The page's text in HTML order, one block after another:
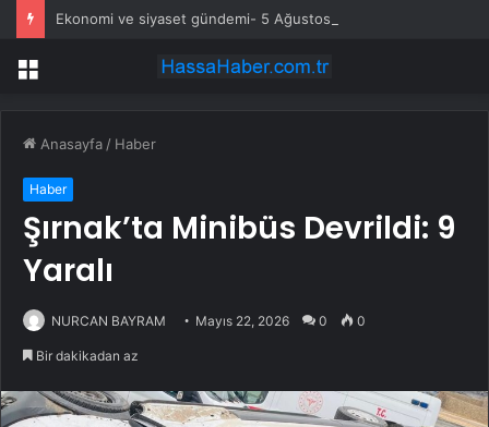
Ekonomi ve siyaset gündemi- 5 Ağustos 2026
Menü
Anasayfa / Haber
Haber
Şırnak’ta Minibüs Devrildi: 9
Yaralı
NURCAN BAYRAM Mayıs 22, 2026 0 0
Bir dakikadan az